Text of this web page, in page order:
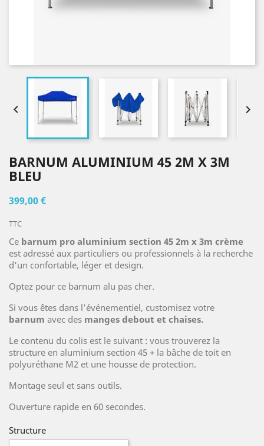
 
BARNUM ALUMINIUM 45 2M X 3M
BLEU
399,00 €
TTC
Ce barnum pro aluminium section 45 2m x 3m crème
est adressé aux particuliers ou professionnels à la recherche
d'un confortable, léger et design.
Optez pour ce barnum alu pas cher.
Si vous êtes dans l’événementiel, customisez votre
barnum avec des manges debout et chaises.
Le contenu du colis est le suivant : vous trouverez la
structure en aluminium section 45 + la bâche de toit en
polyuréthane M2 et une housse de protection.
Montage seul et sans outils.
Ouverture rapide en 60 secondes.
Structure